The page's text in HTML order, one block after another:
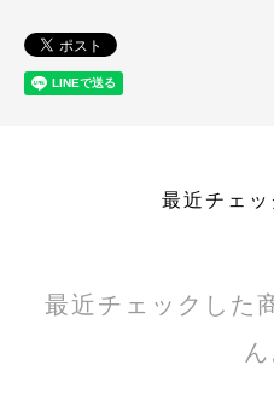
最近チェ
最近チェックした
ん